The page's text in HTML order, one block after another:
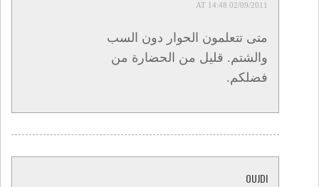
02/09/2011 AT 14:48
متى تتعلمون الحوار دون السب
والشتم. قليل من الحضارة من
فضلكم.
OUJDI